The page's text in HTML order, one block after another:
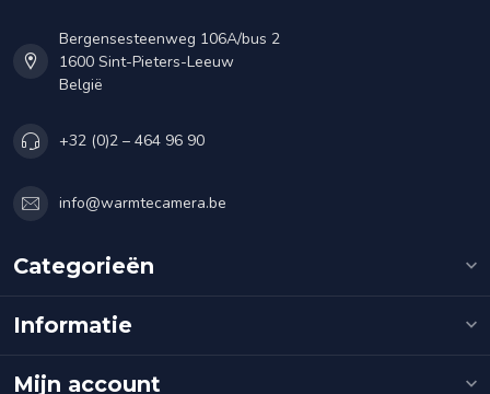
Bergensesteenweg 106A/bus 2
1600 Sint-Pieters-Leeuw
België
+32 (0)2 – 464 96 90
info@warmtecamera.be
Categorieën
Informatie
Mijn account